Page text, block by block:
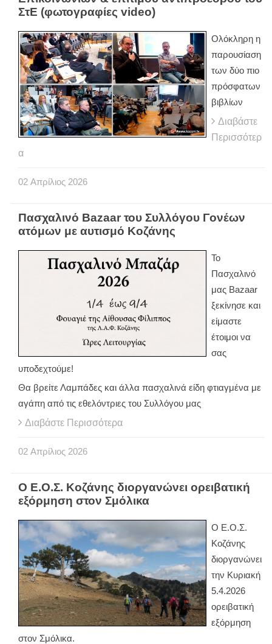
ΣτΕ (φωτογραφίες video)
Ολόκληρη η
παρουσίαση
των δύο πιο
πρόσφατων
βιβλίων
Διαβάστε
Περισσότερ
α
02 Απρίλιος 2026
Πασχαλινό Bazaar του Συλλόγου Γονέων
ατόμων με αυτισμό Κοζάνης
Το
Πασχαλινό
μας Bazaar
ξεκίνησε και
είμαστε
έτοιμοι να
σας
υποδεχτούμε!
Θα βρείτε Λαμπάδες και άλλα πασχαλινά είδη φτιαγμένα με
αγάπη από τις εθελόντριες του Συλλόγου μας
Διαβάστε Περισσότερα
02 Απρίλιος 2026
Ο Ε.Ο.Σ. Κοζάνης διοργανώνει ορειβατική
εξόρμηση στον Σμόλικα
Ο Ε.Ο.Σ.
Κοζάνης
διοργανώνει
την Κυριακή
5.4.2026
ορειβατική
εξόρμηση
στον Σμόλικα.